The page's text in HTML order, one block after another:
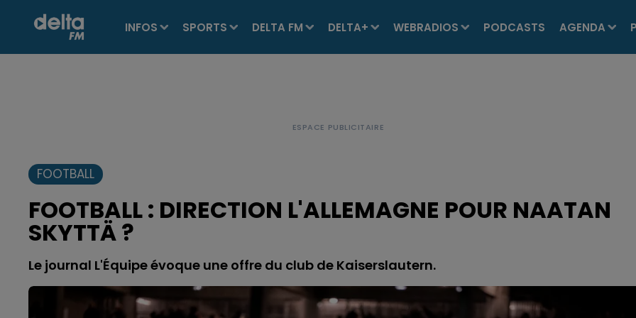
INFOS SPORTS DELTA FM DELTA+ WEBRADIOS PODCASTS AGENDA
FOOTBALL
FOOTBALL : DIRECTION L'ALLEMAGNE POUR NAATAN
SKYTTÄ ?
Le journal L'Équipe évoque une offre du club de Kaiserslautern.